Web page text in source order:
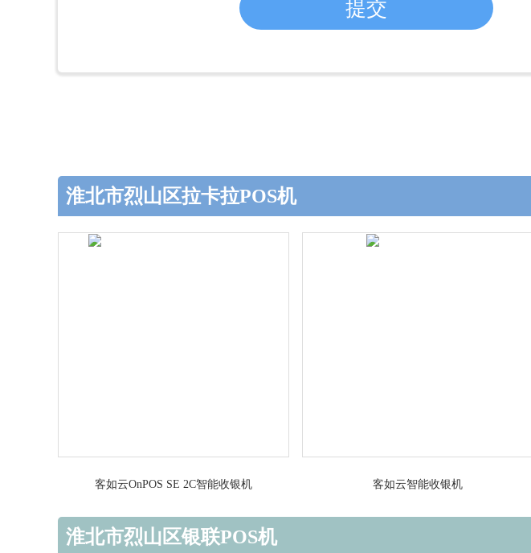
淮北市烈山区拉卡拉POS机
客如云OnPOS SE 2C智能收银机 客如云智能收银机
淮北市烈山区银联POS机